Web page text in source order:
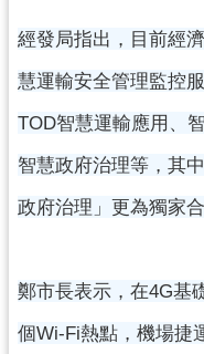
見
問
園
府
口
經發局指出，目前經
慧運輸安全管理監控
TOD智慧運輸應用、
智慧政府治理等，其
政府治理」更為獨家合
鄭市長表示，在4G基
個Wi-Fi熱點，機場捷